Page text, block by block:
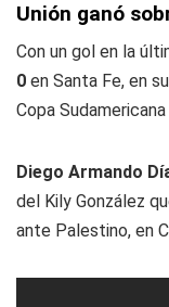
Unión ganó
Con un gol en la
0 en Santa Fe, en
Copa Sudamericana
Diego Armando
del Kily González
ante Palestino, en